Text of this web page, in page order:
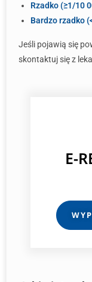
Rzadko (≥1/10
Bardzo rzadko
Jeśli pojawią się
skontaktuj się z
E-